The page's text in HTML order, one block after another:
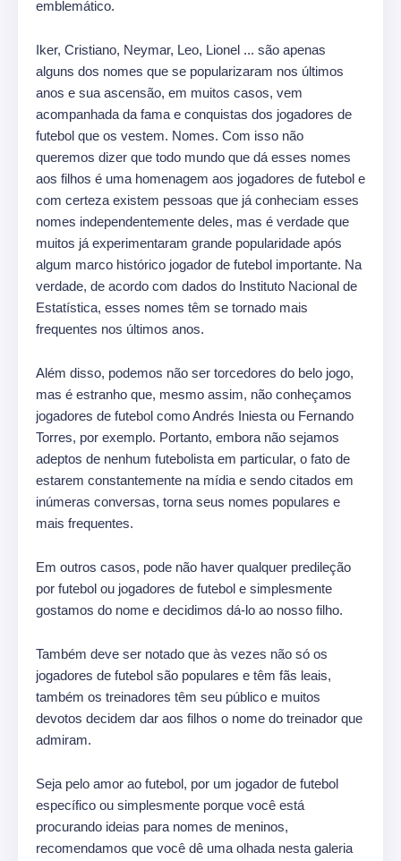
emblemático.
Iker, Cristiano, Neymar, Leo, Lionel ... são apenas
alguns dos nomes que se popularizaram nos últimos
anos e sua ascensão, em muitos casos, vem
acompanhada da fama e conquistas dos jogadores de
futebol que os vestem. Nomes. Com isso não
queremos dizer que todo mundo que dá esses nomes
aos filhos é uma homenagem aos jogadores de futebol e
com certeza existem pessoas que já conheciam esses
nomes independentemente deles, mas é verdade que
muitos já experimentaram grande popularidade após
algum marco histórico jogador de futebol importante. Na
verdade, de acordo com dados do Instituto Nacional de
Estatística, esses nomes têm se tornado mais
frequentes nos últimos anos.
Além disso, podemos não ser torcedores do belo jogo,
mas é estranho que, mesmo assim, não conheçamos
jogadores de futebol como Andrés Iniesta ou Fernando
Torres, por exemplo. Portanto, embora não sejamos
adeptos de nenhum futebolista em particular, o fato de
estarem constantemente na mídia e sendo citados em
inúmeras conversas, torna seus nomes populares e
mais frequentes.
Em outros casos, pode não haver qualquer predileção
por futebol ou jogadores de futebol e simplesmente
gostamos do nome e decidimos dá-lo ao nosso filho.
Também deve ser notado que às vezes não só os
jogadores de futebol são populares e têm fãs leais,
também os treinadores têm seu público e muitos
devotos decidem dar aos filhos o nome do treinador que
admiram.
Seja pelo amor ao futebol, por um jogador de futebol
específico ou simplesmente porque você está
procurando ideias para nomes de meninos,
recomendamos que você dê uma olhada nesta galeria